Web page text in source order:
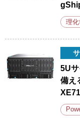
理
5U
備え